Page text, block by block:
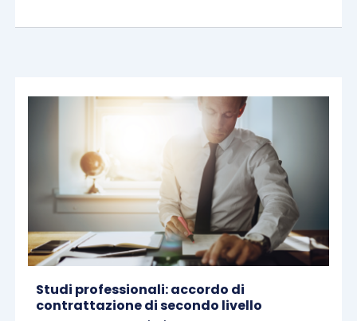
Studi professionali: accordo di
contrattazione di secondo livello